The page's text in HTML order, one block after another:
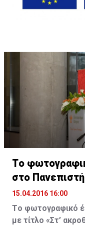
Tο
στο
15.04.2016 16:00
Tο φωτογραφικό
με τίτλο «Στ’